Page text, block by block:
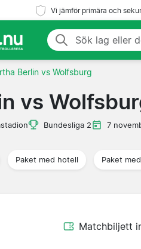
Vi jämför primära och
Berlin vs Wolfsburg
vs
Bundesliga 2 7
Paket med hotell Paket
Matchbiljett